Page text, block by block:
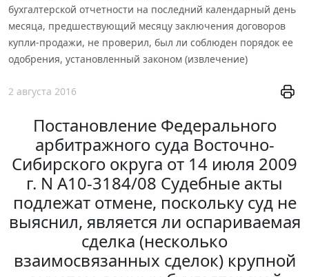
бухгалтерской отчетности на последний календарный день
месяца, предшествующий месяцу заключения договоров
купли-продажи, не проверил, был ли соблюден порядок ее
одобрения, установленный законом (извлечение)
2 августа 2016
Постановление Федерального
арбитражного суда Восточно-
Сибирского округа от 14 июля 2009
г. N А10-3184/08 Судебные акты
подлежат отмене, поскольку суд не
выяснил, является ли оспариваемая
сделка (несколько
взаимосвязанных сделок) крупной